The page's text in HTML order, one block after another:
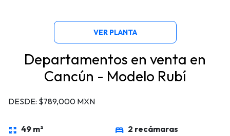
VER PLANTA
Departamentos en venta en
Cancún - Modelo Rubí
DESDE: $789,000 MXN
zoom_out_map 49 m² bed 2 recámaras